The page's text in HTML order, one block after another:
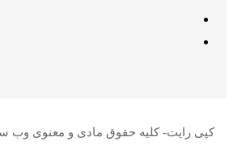
کپی رایت- کلیه حقوق مادی و معنوی وب